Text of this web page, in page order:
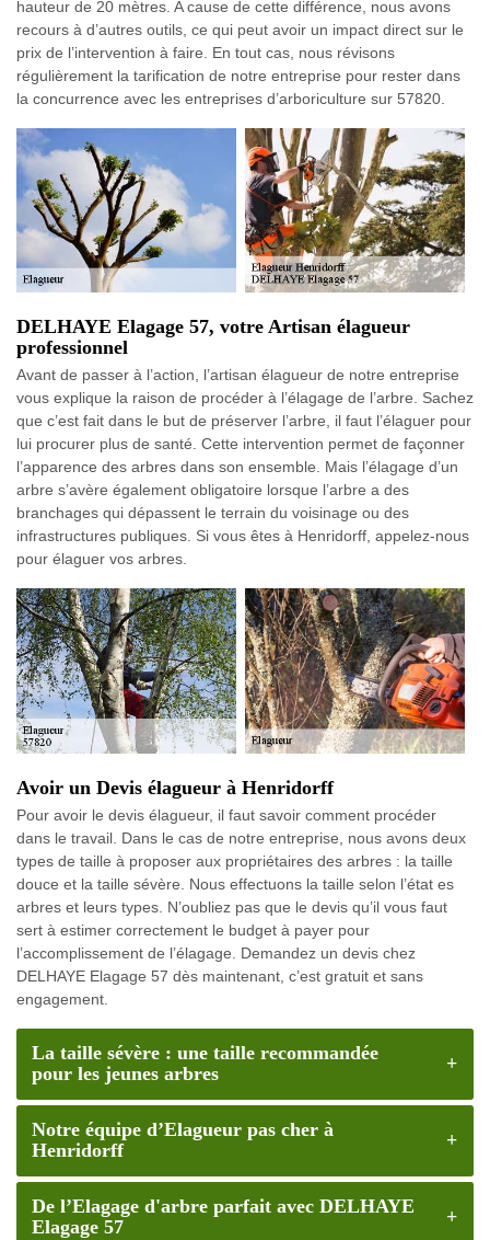
hauteur de 20 mètres. A cause de cette différence, nous avons
recours à d’autres outils, ce qui peut avoir un impact direct sur le
prix de l’intervention à faire. En tout cas, nous révisons
régulièrement la tarification de notre entreprise pour rester dans
la concurrence avec les entreprises d’arboriculture sur 57820.
DELHAYE Elagage 57, votre Artisan élagueur
professionnel
Avant de passer à l’action, l’artisan élagueur de notre entreprise
vous explique la raison de procéder à l’élagage de l’arbre. Sachez
que c’est fait dans le but de préserver l’arbre, il faut l’élaguer pour
lui procurer plus de santé. Cette intervention permet de façonner
l’apparence des arbres dans son ensemble. Mais l’élagage d’un
arbre s’avère également obligatoire lorsque l’arbre a des
branchages qui dépassent le terrain du voisinage ou des
infrastructures publiques. Si vous êtes à Henridorff, appelez-nous
pour élaguer vos arbres.
Avoir un Devis élagueur à Henridorff
Pour avoir le devis élagueur, il faut savoir comment procéder
dans le travail. Dans le cas de notre entreprise, nous avons deux
types de taille à proposer aux propriétaires des arbres : la taille
douce et la taille sévère. Nous effectuons la taille selon l’état es
arbres et leurs types. N’oubliez pas que le devis qu’il vous faut
sert à estimer correctement le budget à payer pour
l’accomplissement de l’élagage. Demandez un devis chez
DELHAYE Elagage 57 dès maintenant, c’est gratuit et sans
engagement.
La taille sévère : une taille recommandée
pour les jeunes arbres
Notre équipe d’Elagueur pas cher à
Henridorff
De l’Elagage d'arbre parfait avec DELHAYE
Elagage 57